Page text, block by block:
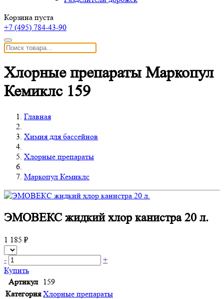
Корзина пуста
+7 (495) 784-43-90
Хлорные препараты Маркопул
Кемиклс 159
Главная
Химия для бассейнов
Хлорные препараты
Маркопул Кемиклс
ЭМОВЕКС жидкий хлор канистра 20 л.
1 185 ₽
-
+
Купить
Артикул
159
Категория Хлорные препараты